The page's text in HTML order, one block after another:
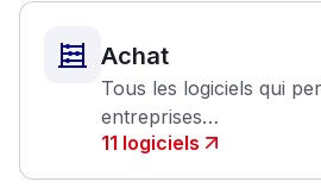
Achat
Tous les logiciels qui
entreprises…
11 logiciels